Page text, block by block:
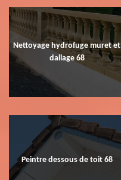
Nettoyage hydrofuge muret et
dallage 68
Peintre dessous de toit 68